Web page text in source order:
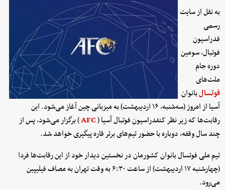
به نقل از سایت
رسمی
فدراسیون
فوتبال، سومین
دوره جام
ملت‌های
فوتسالبانوان
آسیا از امروز (سه‌شنبه، ۱۶ اردیبهشت) به میزبانی چین آغاز می‌شود. این
رقابت‌ها که زیر نظر کنفدراسیون فوتبال آسیا (AFC) برگزار می‌شود، پس از
چند سال وقفه، دوباره با حضور تیم‌های برتر قاره پیگیری خواهد شد.
تیم ملی فوتسال بانوان کشورمان در نخستین دیدار خود از این رقابت‌ها فردا
(چهارشنبه ۱۷ اردیبهشت) از ساعت ۶:۳۰ به وقت تهران به مصاف فیلیپین
می‌رود.